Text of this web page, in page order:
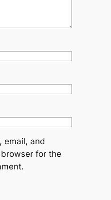
email, and
for the